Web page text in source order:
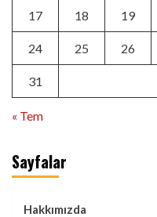
17 18 19
24 25 26
31
« Tem
Sayfalar
Hakkımızda